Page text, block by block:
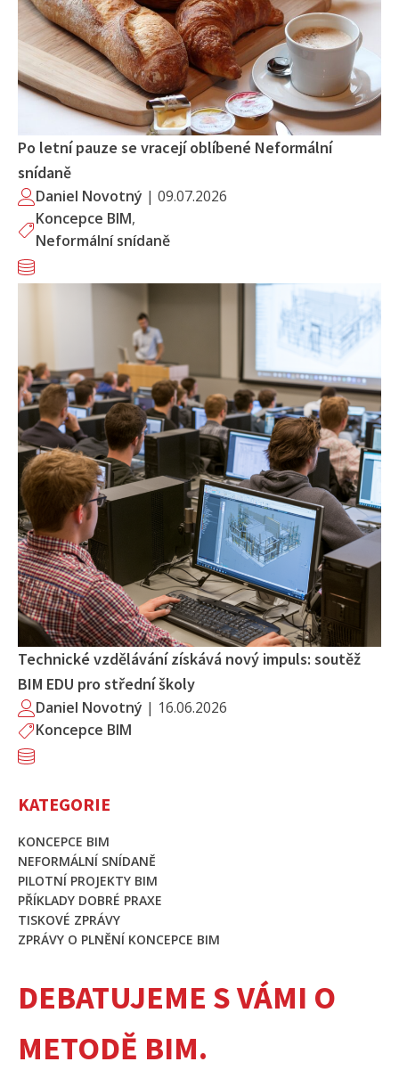
DEBATUJEME S VÁMI O
METODĚ BIM.
Po letní pauze se vracejí oblíbené Neformální
snídaně
Daniel Novotný | 09.07.2026
Koncepce BIM,
Neformální snídaně
Technické vzdělávání získává nový impuls: soutěž
BIM EDU pro střední školy
Daniel Novotný | 16.06.2026
Koncepce BIM
KATEGORIE
KONCEPCE BIM
NEFORMÁLNÍ SNÍDANĚ
PILOTNÍ PROJEKTY BIM
PŘÍKLADY DOBRÉ PRAXE
TISKOVÉ ZPRÁVY
ZPRÁVY O PLNĚNÍ KONCEPCE BIM